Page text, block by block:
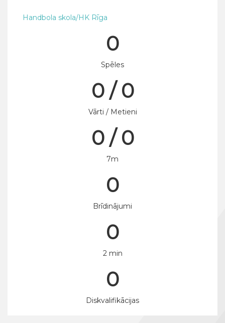
Handbola skola/HK Rīga
0
Spēles
0 / 0
Vārti / Metieni
0 / 0
7m
0
Brīdinājumi
0
2 min
0
Diskvalifikācijas